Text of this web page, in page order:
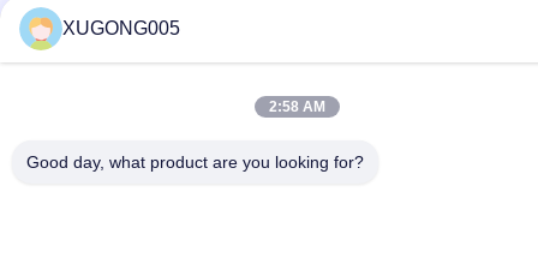
XUGONG005
2:58 AM
Good day, what product are you looking for?